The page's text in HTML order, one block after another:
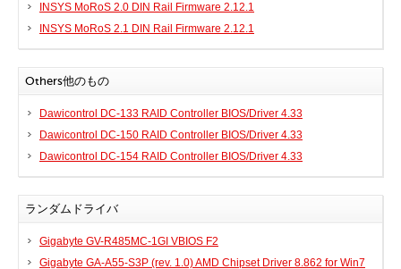
INSYS MoRoS 2.0 DIN Rail Firmware 2.12.1
INSYS MoRoS 2.1 DIN Rail Firmware 2.12.1
Others他のもの
Dawicontrol DC-133 RAID Controller BIOS/Driver 4.33
Dawicontrol DC-150 RAID Controller BIOS/Driver 4.33
Dawicontrol DC-154 RAID Controller BIOS/Driver 4.33
ランダムドライバ
Gigabyte GV-R485MC-1GI VBIOS F2
Gigabyte GA-A55-S3P (rev. 1.0) AMD Chipset Driver 8.862 for Win7